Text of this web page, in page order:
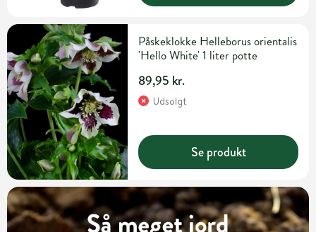
Påskeklokke Helleborus orientalis
'Hello White' 1 liter potte
89,95 kr.
Udsolgt
Se produkt